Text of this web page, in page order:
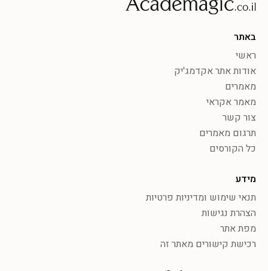
באתר
ראשי
אודות אתר אקדמג'יק
מאמרים
מאמר אקראי
צור קשר
תרגום מאמרים
כל הקורסים
מידע
תנאי שימוש ומדיניות פרטיות
הצהרת נגישות
מפת אתר
רכישת קישורים מאתר זה